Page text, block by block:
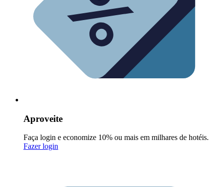
Aproveite
Faça login e economize 10% ou mais em milhares de hotéis.
Fazer login